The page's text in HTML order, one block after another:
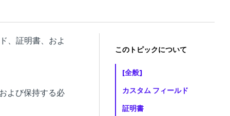
、証明書、およ
よび保持する必
このトピックについて
[全般]
カスタム フィールド
証明書